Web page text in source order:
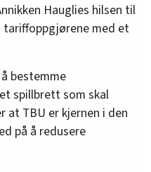
Hauglies hilsen til
tariffoppgjørene med et
bestemme
spillbrett som skal
at TBU er kjernen i den
på å redusere